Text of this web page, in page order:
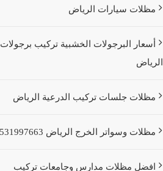
مظلات سيارات الرياض
أسعار البرجولات الخشبية تركيب برجولات
الرياض
مظلات جلسات تركيب الدرعية الرياض
مظلات وسواتر الخرج الرياض 0531997663
افضل مظلات مدارس وجامعات تركيب